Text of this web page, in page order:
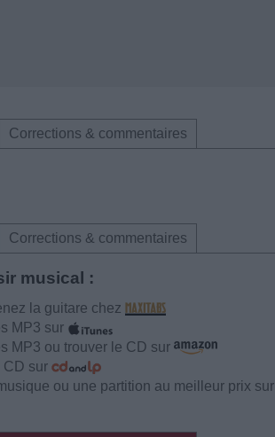
Corrections & commentaires
Corrections & commentaires
musical :
la guitare chez
MP3 sur
MP3 ou trouver le CD sur
CD sur
ou une partition au meilleur prix sur